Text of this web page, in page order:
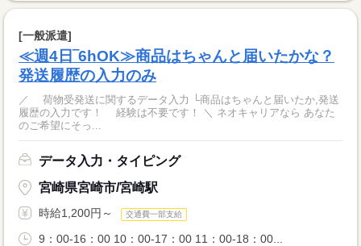
[一般派遣]
≪週4日‾6hOK≫商品はちゃんと届いたかな？
発送履歴の入力のみ
／ 荷物受発送に関するデータ入力 └商品はちゃんと届いたか,発送
履歴の入力です！ 経験は不要です！ ＼ ネオキャリアなら あなた
のご希望にそっ...
データ入力・タイピング
宮崎県宮崎市/宮崎駅
時給1,200円～ 交通費一部支給
9：00-16：00 10：00-17：00 11：00-18：00...